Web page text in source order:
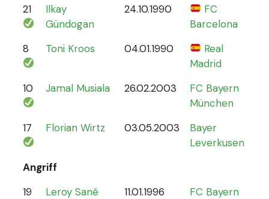
21
Ilkay
Gündogan
24.10.1990
FC
Barcelona
8 Toni Kroos 04.01.1990
Real
Madrid
10 Jamal Musiala 26.02.2003
FC Bayern
München
17 Florian Wirtz 03.05.2003
Bayer
Leverkusen
Angriff
19
Leroy Sané 11.01.1996
FC Bayern